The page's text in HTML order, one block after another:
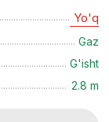
Yo'q
Gaz
G'isht
2.8 m